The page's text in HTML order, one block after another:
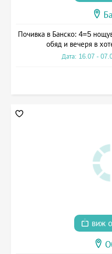
Почивка в Банско: 4=5
обяд и вечеря в
Дата: 16.07 -
виж